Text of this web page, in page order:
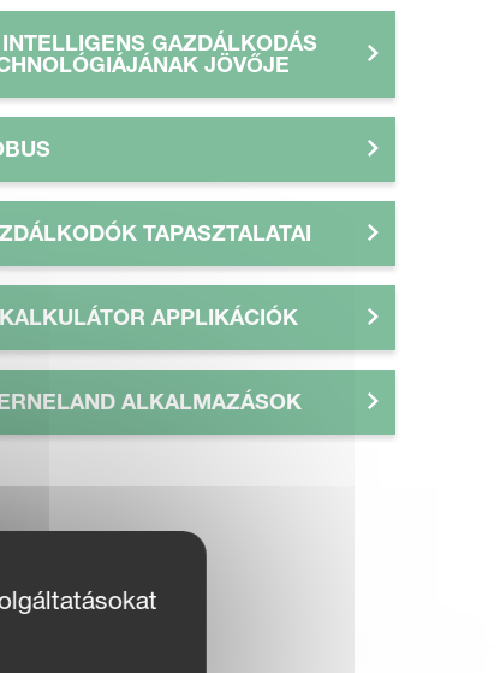
GAZDÁLKODÁS
JÖVŐJE
TAPASZTALATAI
APPLIKÁCIÓK
ALKALMAZÁSOK